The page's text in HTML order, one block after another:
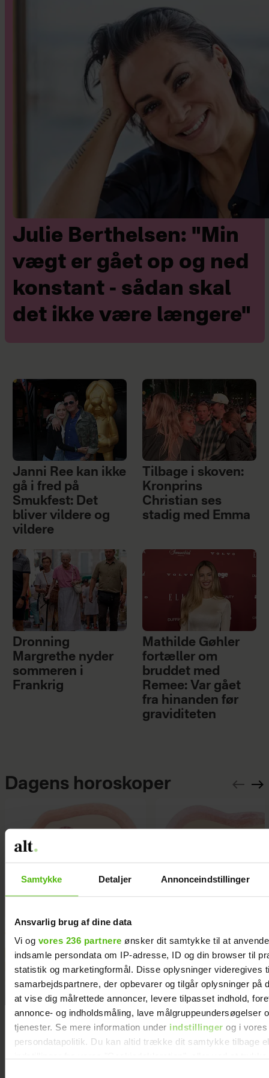
Samtykke Detaljer Annonceindstillinger
Ansvarlig brug af dine data
Vi og vores 236 partnere ønsker dit samtykke til at
indsamle persondata om IP-adresse, ID og din browser til
statistik og marketingformål. Disse oplysninger videregives
samarbejdspartnere, der opbevarer og tilgår oplysninger på
at vise dig målrettede annoncer, levere tilpasset indhold,
annonce- og indholdsmåling, lave målgruppeundersøgelser
tjenester. Se mere information under indstillinger og i vores
persondatapolitik. Du kan altid trække dit samtykke tilbage
Julie Berthelsen: "Min
vægt er gået op og ned
konstant - sådan skal
det ikke være længere"
Janni Ree kan ikke
gå i fred på
Smukfest: Det
bliver vildere og
vildere
Tilbage i skoven:
Kronprins
Christian ses
stadig med Emma
Dronning
Margrethe nyder
sommeren i
Frankrig
Mathilde Gøhler
fortæller om
bruddet med
Remee: Var gået
fra hinanden før
graviditeten
Dagens horoskoper